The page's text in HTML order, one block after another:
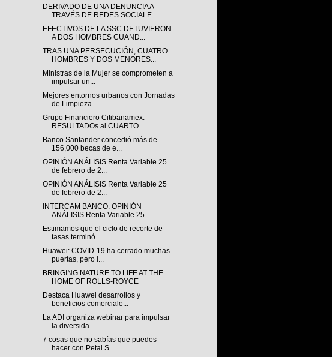
DERIVADO DE UNA DENUNCIA A
TRAVÉS DE REDES SOCIALE...
EFECTIVOS DE LA SSC DETUVIERON
A DOS HOMBRES CUAND...
TRAS UNA PERSECUCIÓN, CUATRO
HOMBRES Y DOS MENORES...
Ministras de la Mujer se comprometen a
impulsar un...
Mejores entornos urbanos con Jornadas
de Limpieza
Grupo Financiero Citibanamex:
RESULTADOs al CUARTO...
Banco Santander concedió más de
156,000 becas de e...
OPINIÓN ANÁLISIS Renta Variable 25
de febrero de 2...
OPINIÓN ANÁLISIS Renta Variable 25
de febrero de 2...
INTERCAM BANCO: OPINIÓN
ANÁLISIS Renta Variable 25...
Estimamos que el ciclo de recorte de
tasas terminó
Huawei: COVID-19 ha cerrado muchas
puertas, pero l...
BRINGING NATURE TO LIFE AT THE
HOME OF ROLLS-ROYCE
Destaca Huawei desarrollos y
beneficios comerciale...
La ADI organiza webinar para impulsar
la diversida...
7 cosas que no sabías que puedes
hacer con Petal S...